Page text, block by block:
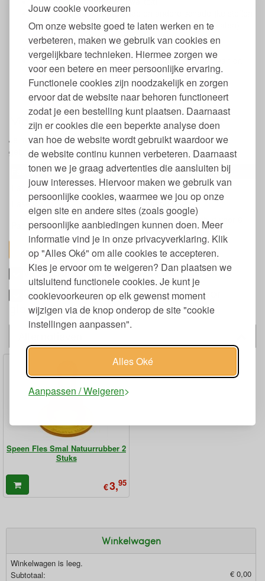
Jouw cookie voorkeuren
Om onze website goed te laten werken en te
verbeteren, maken we gebruik van cookies en
vergelijkbare technieken. Hiermee zorgen we
voor een betere en meer persoonlijke ervaring.
Functionele cookies zijn noodzakelijk en zorgen
ervoor dat de website naar behoren functioneert
zodat je een bestelling kunt plaatsen. Daarnaast
zijn er cookies die een beperkte analyse doen
van hoe de website wordt gebruikt waardoor we
de website continu kunnen verbeteren. Daarnaast
tonen we je graag advertenties die aansluiten bij
jouw interesses. Hiervoor maken we gebruik van
persoonlijke cookies, waarmee we jou op onze
eigen site en andere sites (zoals google)
persoonlijke aanbiedingen kunnen doen. Meer
informatie vind je in onze privacyverklaring. Klik
op "Alles Oké" om alle cookies te accepteren.
Kies je ervoor om te weigeren? Dan plaatsen we
uitsluitend functionele cookies. Je kunt je
cookievoorkeuren op elk gewenst moment
wijzigen via de knop onderop de site "cookie
instellingen aanpassen".
Alles Oké
Aanpassen / Weigeren
Vrij van hormoonverstorende en andere schadelijke stoffen
zoals BPA, BPS, schadelijke weekmakers (incl. ftalaten),
formaldehyde, PVC en zware metalen
Geschikt voor glazen fles Lifefactory
De Lifefactory spenen passennietop de flessen van dr.
Browns en Hevea
Mag in de vaatwasser
Mag uitgekookt worden (zonder dop en ring)
Maten spenen glazen fles Lifefactory
Je merkt vaak aan je kindje of je een grotere speen kunt
gebruiken. De fases zijn een richtlijn.
Fases
Geschikt voor
Fase 1
0-3 maanden
Fase 2
3-6 maanden
Papspeen
heeft een Y-vormige opening, is geschikt voor 6
maanden en ouder
toon alles
Vervanging speen
Schoonmaken speen Lifefactory voor
glazen fles
Speen Fles Smal Natuurrubber 2
Stuks
€3,95
Winkelwagen
Winkelwagen is leeg.
Subtotaal:
€ 0,00